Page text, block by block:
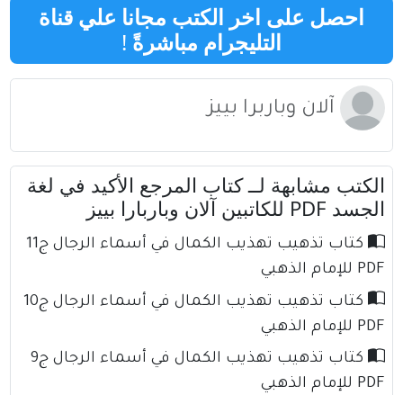
احصل على اخر الكتب مجانا علي قناة
التليجرام مباشرةً !
آلان وباربرا بييز
الكتب مشابهة لــ كتاب المرجع الأكيد في لغة
الجسد PDF للكاتبين آلان وباربارا بييز
كتاب تذهيب تهذيب الكمال في أسماء الرجال ج11
PDF للإمام الذهبي
كتاب تذهيب تهذيب الكمال في أسماء الرجال ج10
PDF للإمام الذهبي
كتاب تذهيب تهذيب الكمال في أسماء الرجال ج9
PDF للإمام الذهبي